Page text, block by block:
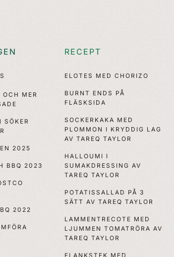
OCH MER
SÖKER
2025
BBQ 2023
2022
RECEPT
ELOTES MED CHORIZO
BURNT ENDS PÅ
FLÄSKSIDA
SOCKERKAKA MED
PLOMMON I KRYDDIG LAG
AV TAREQ TAYLOR
HALLOUMI I
SUMAKDRESSING AV
TAREQ TAYLOR
POTATISSALLAD PÅ 3
SÄTT AV TAREQ TAYLOR
LAMMENTRECOTE MED
LJUMMEN TOMATRÖRA AV
TAREQ TAYLOR
FLANKSTEK MED